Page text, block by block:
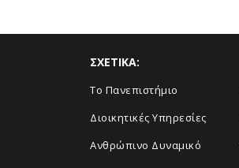
ΣΧΕΤΙΚΑ:
Το Πανεπιστήμιο
Διοικητικές Υπηρεσίες
Ανθρώπινο Δυναμικό